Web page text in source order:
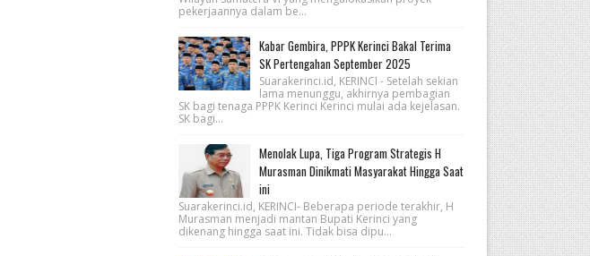
pekerjaannya dalam be...
Kabar Gembira, PPPK Kerinci Bakal Terima
SK Pertengahan September 2025
Suarakerinci.id, KERINCI - Setelah sekian
lama menunggu, akhirnya pembagian
SK bagi tenaga PPPK Kerinci Kerinci mulai ada kejelasan.
SK bagi...
Menolak Lupa, Tiga Program Strategis H
Murasman Dinikmati Masyarakat Hingga Saat
ini
Suarakerinci.id, KERINCI- Beberapa periode terakhir, H
Murasman menjadi mantan Bupati Kerinci yang
dikenang hingga saat ini. Tidak bisa dipu...